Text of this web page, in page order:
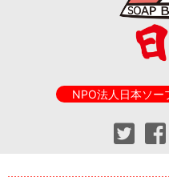
NPO法人日本ソー